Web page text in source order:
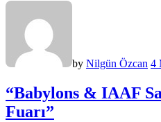
by Nilgün Özcan 4
“Babylons & IAAF
Fuarı”